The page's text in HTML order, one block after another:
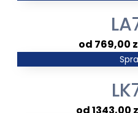
1038,00 zł
do
1142,00 zł
769,00
Zakres
769,00 zł
do
Zakres